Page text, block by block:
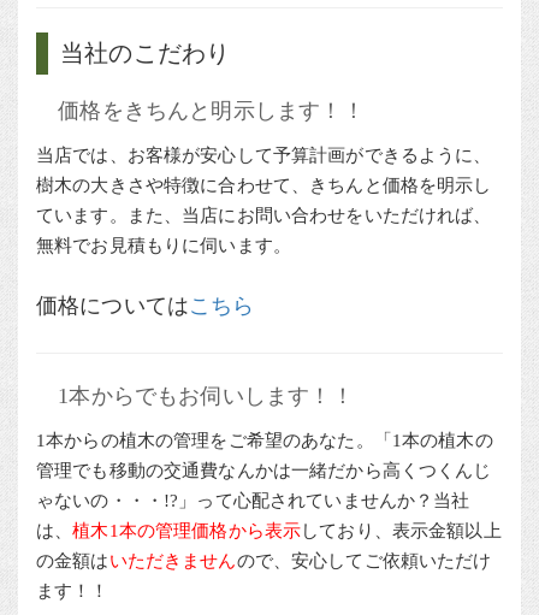
当社のこだわり
価格をきちんと明示します！！
当店では、お客様が安心して予算計画ができるように、
樹木の大きさや特徴に合わせて、きちんと価格を明示し
ています。また、当店にお問い合わせをいただければ、
無料でお見積もりに伺います。
価格についてはこちら
1本からでもお伺いします！！
1本からの植木の管理をご希望のあなた。「1本の植木の
管理でも移動の交通費なんかは一緒だから高くつくんじ
ゃないの・・・!?」って心配されていませんか？当社
は、植木1本の管理価格から表示しており、表示金額以上
の金額はいただきませんので、安心してご依頼いただけ
ます！！